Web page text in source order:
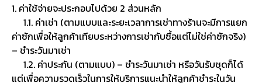
1. ค่าใช้จ่ายจะประกอบไปด้วย 2 ส่วนหลัก
1.1. ค่าเช่า (ตามแบบและระยะเวลาการเช่าทางร้านจะมีการแยก
ค่าซักเพื่อให้ลูกค้าเทียบระหว่างการเช่ากับซื้อแต่ไม่ใช่ค่าซักจริง)
– ชำระวันมาเช่า
1.2. ค่าประกัน (ตามแบบ) – ชำระวันมาเช่า หรือวันรับชุดก็ได้
แต่เพื่อความรวดเร็วในการให้บริการแนะนำให้ลูกค้าชำระในวัน